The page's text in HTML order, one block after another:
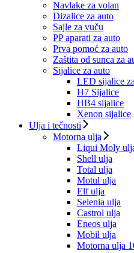
Navlake za volan
Dizalice za auto
Sajle za vuču
PP aparati za auto
Prva pomoć za auto
Zaštita od sunca za
Sijalice za auto
LED sijalice
H7 Sijalice
HB4 sijalice
Xenon sijalice
Ulja i tečnosti
Motorna ulja
Liqui Moly
Shell ulja
Total ulja
Motul ulja
Elf ulja
Selenia ulja
Castrol ulja
Eneos ulja
Mobil ulja
Motorna ulja